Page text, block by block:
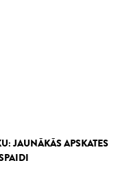
JAUNĀKĀS APSKATES